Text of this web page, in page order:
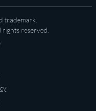
trademark.
rights reserved.